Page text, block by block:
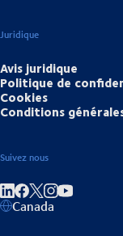
Juridique
Avis juridique
Politique de
Cookies
Conditions
Suivez nous
Partager sur linkedIn
Partager sur Facebook
Partager sur
Canada